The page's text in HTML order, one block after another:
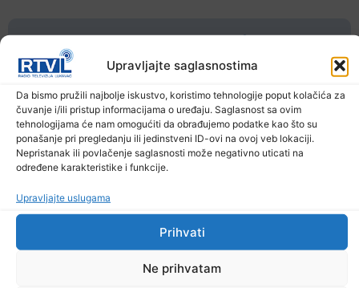
Upravljajte saglasnostima
Da bismo pružili najbolje iskustvo, koristimo tehnologije poput kolačića za
čuvanje i/ili pristup informacijama o uređaju. Saglasnost sa ovim
tehnologijama će nam omogućiti da obrađujemo podatke kao što su
ponašanje pri pregledanju ili jedinstveni ID-ovi na ovoj veb lokaciji.
Nepristanak ili povlačenje saglasnosti može negativno uticati na
određene karakteristike i funkcije.
Upravljajte uslugama
Prihvati
Ne prihvatam